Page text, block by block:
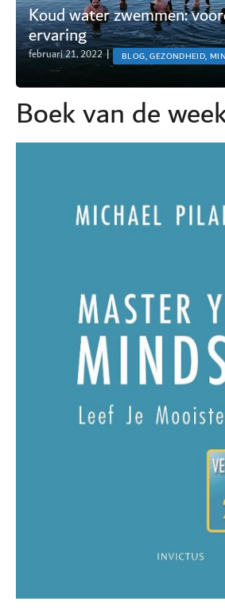
Koud water zwemmen:
ervaring
februari 21, 2022 | BLOG, GEZONDHEID,
Boek van de